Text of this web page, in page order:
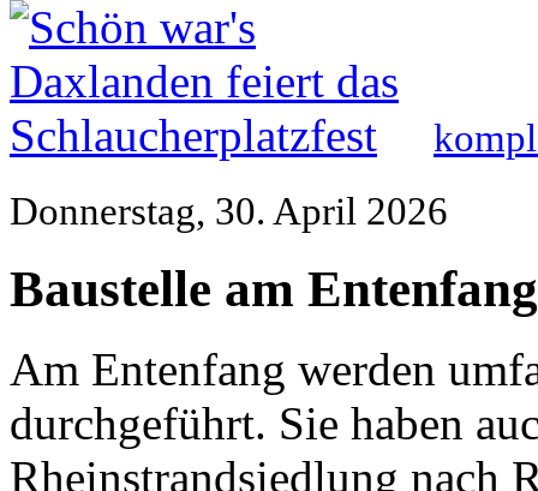
Donnerstag, 30. April 2026
Baustelle am
Am Entenfang werden
durchgeführt. Sie haben
Rheinstrandsiedlung nach